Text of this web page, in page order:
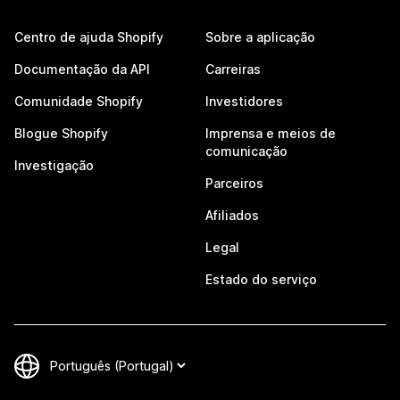
Centro de ajuda Shopify
Documentação da API
Comunidade Shopify
Blogue Shopify
Investigação
Sobre a aplicação
Carreiras
Investidores
Imprensa e meios de
comunicação
Parceiros
Afiliados
Legal
Estado do serviço